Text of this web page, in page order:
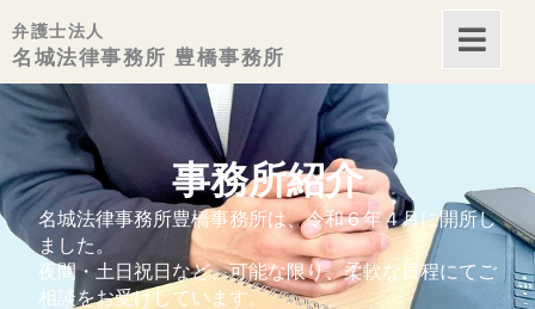
内
容
ス
キ
弁護士法人
名城法律事務所 豊橋事務所
事務所紹介
名城法律事務所豊橋事務所は、令和６年４月に開所し
ました。
夜間・土日祝日など、可能な限り、柔軟な日程にてご
相談をお受けしています。